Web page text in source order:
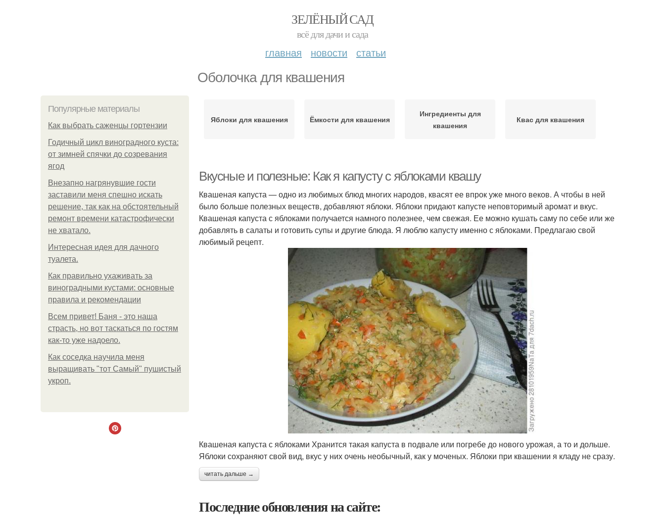
ЗЕЛЁНЫЙ САД
всё для дачи и сада
главная новости статьи
Оболочка для квашения
Популярные материалы
Как выбрать саженцы гортензии
Годичный цикл виноградного куста:
от зимней спячки до созревания
ягод
Внезапно нагрянувшие гости
заставили меня спешно искать
решение, так как на обстоятельный
ремонт времени катастрофически
не хватало.
Интересная идея для дачного
туалета.
Как правильно ухаживать за
виноградными кустами: основные
правила и рекомендации
Всем привет! Баня - это наша
страсть, но вот таскаться по гостям
как-то уже надоело.
Как соседка научила меня
выращивать "тот Самый" пушистый
укроп.
Яблоки для квашения Ёмкости для квашения
Ингредиенты для
квашения
Квас для квашения
Вкусные и полезные: Как я капусту с яблоками квашу
Квашеная капуста — одно из любимых блюд многих народов, квасят ее впрок уже много веков. А чтобы в ней
было больше полезных веществ, добавляют яблоки. Яблоки придают капусте неповторимый аромат и вкус.
Квашеная капуста с яблоками получается намного полезнее, чем свежая. Ее можно кушать саму по себе или же
добавлять в салаты и готовить супы и другие блюда. Я люблю капусту именно с яблоками. Предлагаю свой
любимый рецепт.
Квашеная капуста с яблоками Хранится такая капуста в подвале или погребе до нового урожая, а то и дольше.
Яблоки сохраняют свой вид, вкус у них очень необычный, как у моченых. Яблоки при квашении я кладу не сразу.
читать дальше →
Последние обновления на сайте: